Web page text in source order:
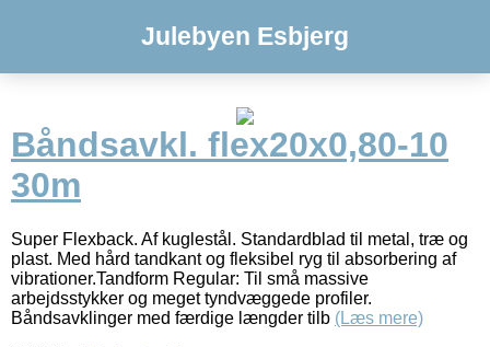
Julebyen Esbjerg
Båndsavkl. flex20x0,80-10
30m
Super Flexback. Af kuglestål. Standardblad til metal, træ og
plast. Med hård tandkant og fleksibel ryg til absorbering af
vibrationer.Tandform Regular: Til små massive
arbejdsstykker og meget tyndvæggede profiler.
Båndsavklinger med færdige længder tilb (Læs mere)